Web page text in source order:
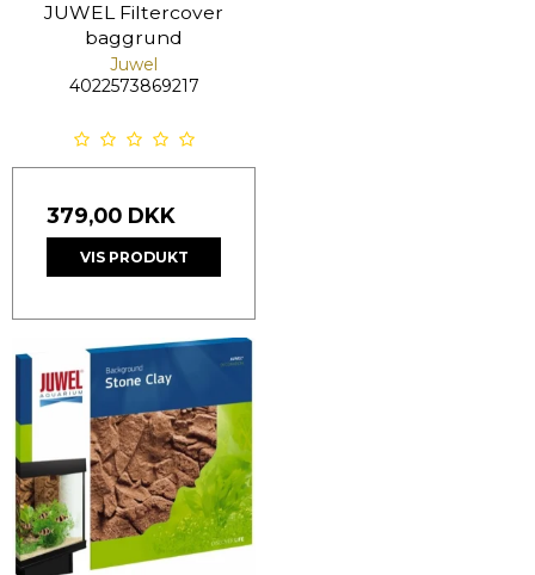
JUWEL Filtercover
baggrund
Juwel
4022573869217
379,00 DKK
VIS PRODUKT